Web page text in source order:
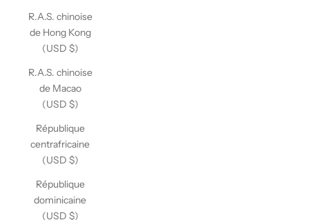
R.A.S. chinoise
de Hong Kong
(USD $)
R.A.S. chinoise
de Macao
(USD $)
République
centrafricaine
(USD $)
République
dominicaine
(USD $)